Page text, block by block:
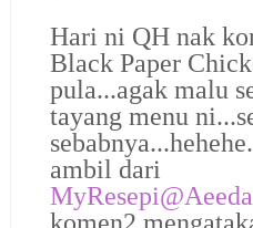
Hari ni QH nak
Black Paper
pula...agak malu
tayang menu
ambil dari
komen2